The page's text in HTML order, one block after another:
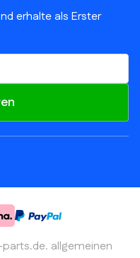
erhalte als Erster
allgemeinen